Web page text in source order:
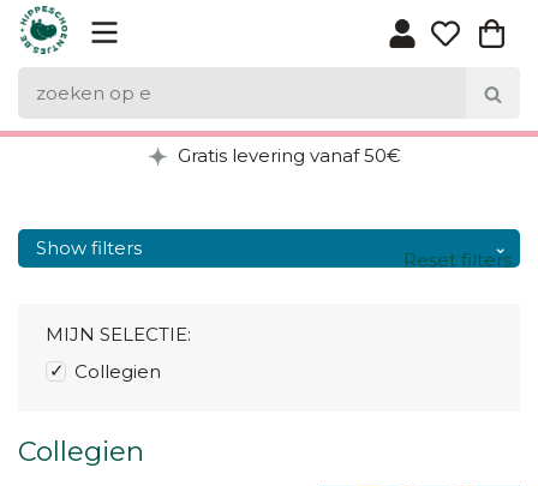
Gratis levering vanaf 50€
Show filters
Collegien
MIJN SELECTIE:
Collegien
Reset filters